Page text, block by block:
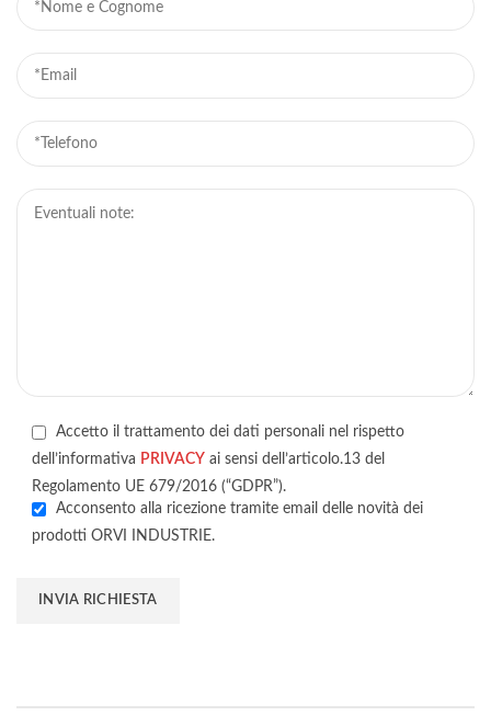
Accetto il trattamento dei dati personali nel rispetto
dell’informativa PRIVACY ai sensi dell’articolo.13 del
Regolamento UE 679/2016 (“GDPR”).
Acconsento alla ricezione tramite email delle novità dei
prodotti ORVI INDUSTRIE.